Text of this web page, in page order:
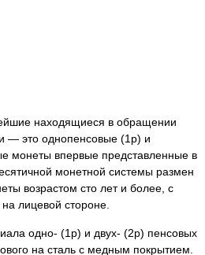
находящиеся в обращении
— это однопенсовые (1p) и
монеты впервые представленные в
монетной системы размен
возрастом сто лет и более, с
лицевой стороне.
одно- (1p) и двух- (2p) пенсовых
на сталь с медным покрытием.